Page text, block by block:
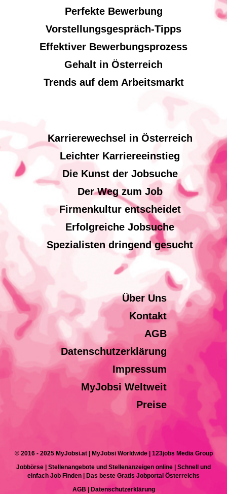
Perfekte Bewerbung
Vorstellungsgespräch-Tipps
Effektiver Bewerbungsprozess
Gehalt in Österreich
Trends auf dem Arbeitsmarkt
Karrierewechsel in Österreich
Leichter Karriereeinstieg
Die Kunst der Jobsuche
Der Weg zum Job
Firmenkultur entscheidet
Erfolgreiche Jobsuche
Spezialisten dringend gesucht
Über Uns
Kontakt
AGB
Datenschutzerklärung
Impressum
MyJobsi Weltweit
Preise
© 2016 - 2025 MyJobsi.at | MyJobsi Worldwide | 123jobs Media Group
Jobbörse | Stellenangebote und Stellenanzeigen online | Schnell und
einfach Job Finden | Das beste Gratis Jobportal Österreichs
AGB
Datenschutzerklärung